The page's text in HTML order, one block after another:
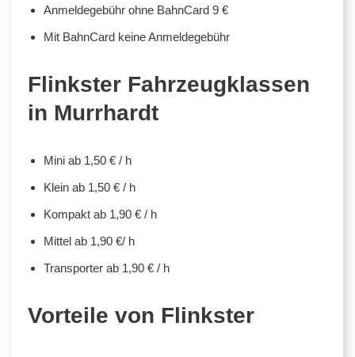
Anmeldegebühr ohne BahnCard 9 €
Mit BahnCard keine Anmeldegebühr
Flinkster Fahrzeugklassen
in Murrhardt
Mini ab 1,50 € / h
Klein ab 1,50 € / h
Kompakt ab 1,90 € / h
Mittel ab 1,90 €/ h
Transporter ab 1,90 € / h
Vorteile von Flinkster